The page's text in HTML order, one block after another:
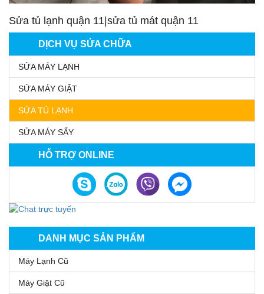
DỊCH VỤ SỬA CHỮA
SỬA MÁY LẠNH
SỬA MÁY GIẶT
SỬA TỦ LẠNH
SỬA MÁY SẤY
HỖ TRỢ ONLINE
DANH MỤC SẢN PHẨM
Máy Lạnh Cũ
Máy Giặt Cũ
Sửa tủ lạnh quận 11|sửa tủ mát quận 11